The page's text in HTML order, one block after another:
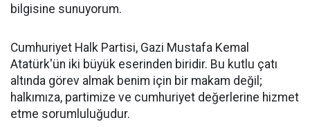
bilgisine sunuyorum.
Cumhuriyet Halk Partisi, Gazi Mustafa Kemal
Atatürk'ün iki büyük eserinden biridir. Bu kutlu çatı
altında görev almak benim için bir makam değil;
halkımıza, partimize ve cumhuriyet değerlerine hizmet
etme sorumluluğudur.